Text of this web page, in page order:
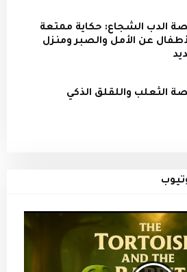
الدب الشجاع: حكاية ممتعة
عن الأمل والصبر ومنزل
الثعلب واللقلق الذكي